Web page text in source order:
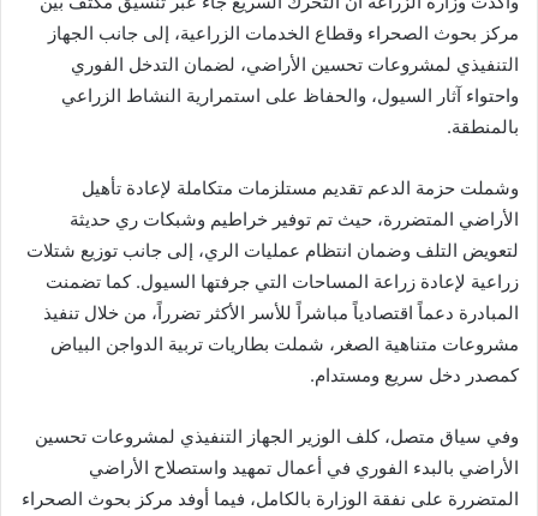
مركز بحوث الصحراء وقطاع الخدمات الزراعية، إلى جانب الجهاز
التنفيذي لمشروعات تحسين الأراضي، لضمان التدخل الفوري
واحتواء آثار السيول، والحفاظ على استمرارية النشاط الزراعي
بالمنطقة.
وشملت حزمة الدعم تقديم مستلزمات متكاملة لإعادة تأهيل
الأراضي المتضررة، حيث تم توفير خراطيم وشبكات ري حديثة
لتعويض التلف وضمان انتظام عمليات الري، إلى جانب توزيع شتلات
زراعية لإعادة زراعة المساحات التي جرفتها السيول. كما تضمنت
المبادرة دعماً اقتصادياً مباشراً للأسر الأكثر تضرراً، من خلال تنفيذ
مشروعات متناهية الصغر، شملت بطاريات تربية الدواجن البياض
كمصدر دخل سريع ومستدام.
وفي سياق متصل، كلف الوزير الجهاز التنفيذي لمشروعات تحسين
الأراضي بالبدء الفوري في أعمال تمهيد واستصلاح الأراضي
المتضررة على نفقة الوزارة بالكامل، فيما أوفد مركز بحوث الصحراء